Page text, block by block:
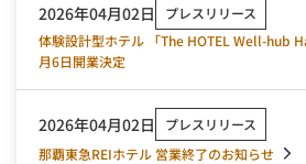
2026年04月02日
プレスリリース
体験設計型ホテル 「The HOTEL Well-hub
月6日開業決定
2026年04月02日
プレスリリース
那覇東急REIホテル 営業終了のお知らせ